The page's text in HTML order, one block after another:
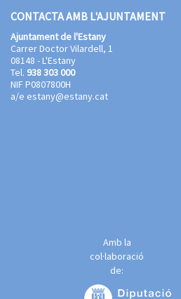
CONTACTA AMB L'AJUNTAMENT
Ajuntament de l'Estany
Carrer Doctor Vilardell, 1
08148 - L'Estany
Tel. 938 303 000
NIF P0807800H
a/e estany@estany.cat
Amb la
col·laboració
de: